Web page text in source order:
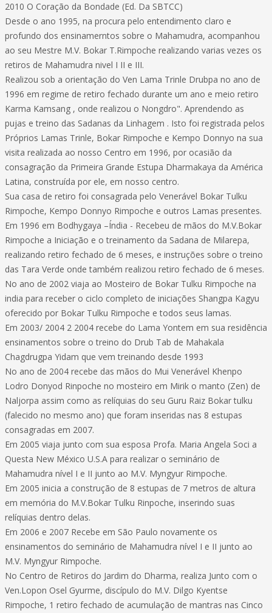
2010 O Coração da Bondade (Ed. Da SBTCC)
Desde o ano 1995, na procura pelo entendimento claro e
profundo dos ensinamerntos sobre o Mahamudra, acompanhou
ao seu Mestre M.V. Bokar T.Rimpoche realizando varias vezes os
retiros de Mahamudra nivel I II e III.
Realizou sob a orientação do Ven Lama Trinle Drubpa no ano de
1996 em regime de retiro fechado durante um ano e meio retiro
Karma Kamsang , onde realizou o Nongdro". Aprendendo as
pujas e treino das Sadanas da Linhagem . Isto foi registrada pelos
Próprios Lamas Trinle, Bokar Rimpoche e Kempo Donnyo na sua
visita realizada ao nosso Centro em 1996, por ocasião da
consagração da Primeira Grande Estupa Dharmakaya da América
Latina, construída por ele, em nosso centro.
Sua casa de retiro foi consagrada pelo Venerável Bokar Tulku
Rimpoche, Kempo Donnyo Rimpoche e outros Lamas presentes.
Em 1996 em Bodhygaya –Índia - Recebeu de mãos do M.V.Bokar
Rimpoche a Iniciação e o treinamento da Sadana de Milarepa,
realizando retiro fechado de 6 meses, e instruções sobre o treino
das Tara Verde onde também realizou retiro fechado de 6 meses.
No ano de 2002 viaja ao Mosteiro de Bokar Tulku Rimpoche na
india para receber o ciclo completo de iniciações Shangpa Kagyu
oferecido por Bokar Tulku Rimpoche e todos seus lamas.
Em 2003/ 2004 2 2004 recebe do Lama Yontem em sua residência
ensinamentos sobre o treino do Drub Tab de Mahakala
Chagdrugpa Yidam que vem treinando desde 1993
No ano de 2004 recebe das mãos do Mui Venerável Khenpo
Lodro Donyod Rinpoche no mosteiro em Mirik o manto (Zen) de
Naljorpa assim como as relíquias do seu Guru Raiz Bokar tulku
(falecido no mesmo ano) que foram inseridas nas 8 estupas
consagradas em 2007.
Em 2005 viaja junto com sua esposa Profa. Maria Angela Soci a
Questa New México U.S.A para realizar o seminário de
Mahamudra nível I e II junto ao M.V. Myngyur Rimpoche.
Em 2005 inicia a construção de 8 estupas de 7 metros de altura
em memória do M.V.Bokar Tulku Rinpoche, inserindo suas
relíquias dentro delas.
Em 2006 e 2007 Recebe em São Paulo novamente os
ensinamentos do seminário de Mahamudra nível I e II junto ao
M.V. Myngyur Rimpoche.
No Centro de Retiros do Jardim do Dharma, realiza Junto com o
Ven.Lopon Osel Gyurme, discípulo do M.V. Dilgo Kyentse
Rimpoche, 1 retiro fechado de acumulação de mantras nas Cinco